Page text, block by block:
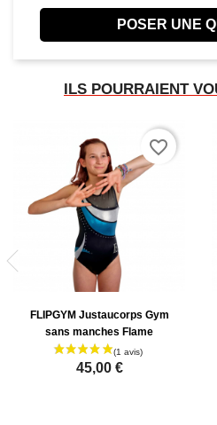
POSER UNE
ILS POURRAIENT
FLIPGYM Justaucorps Gym
sans manches Flame
45,00 €
favorite_border